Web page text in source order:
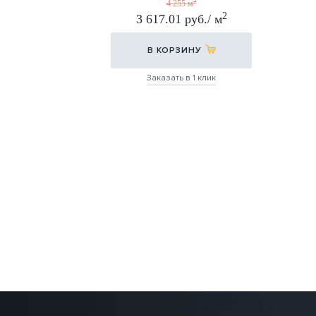
30Х60
4 255 м
3 617.01 руб./ м2
В КОРЗИНУ
Заказать в 1 клик